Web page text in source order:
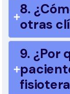
8.
otras
9. ¿Por